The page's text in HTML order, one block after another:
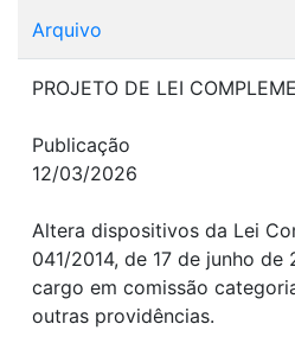
Arquivo
PROJETO DE LEI
Publicação
12/03/2026
Altera dispositivos da Lei
041/2014, de 17 de junho de
cargo em comissão
outras providências.